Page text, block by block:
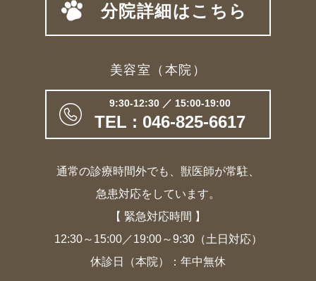
分院詳細はこちら
美容室（本院）
9:30-12:30 ／ 15:00-19:00
TEL : 046-825-6617
通常の診療時間外でも、獣医師が常駐、
急患対応をしています。
【 緊急対応時間 】
12:30～15:00／19:00～9:30（土日対応）
休診日（本院）：年中無休